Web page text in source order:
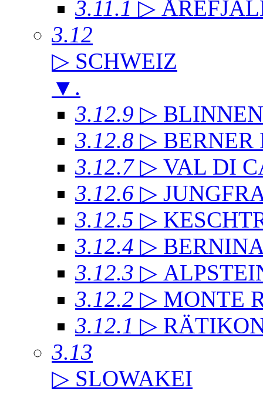
3.11.1 ▷
3.12
▷ SCHWEIZ
▼ .
3.12.9 ▷
3.12.8 ▷ BERNER
3.12.7 ▷ VAL DI
3.12.6 ▷
3.12.5 ▷
3.12.4 ▷
3.12.3 ▷
3.12.2 ▷ MONTE
3.12.1 ▷
3.13
▷ SLOWAKEI